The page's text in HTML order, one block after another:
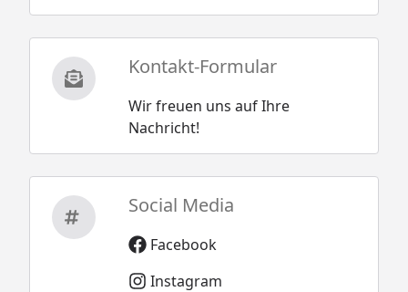
Kontakt-Formular
Wir freuen uns auf Ihre
Nachricht!
Social Media
Facebook
Instagram